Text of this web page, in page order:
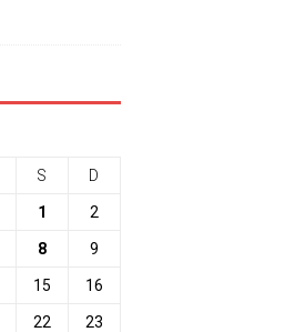
S D
1 2
8 9
15 16
22 23